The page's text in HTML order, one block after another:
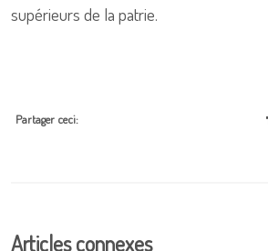
supérieurs de la patrie.
Partager ceci:
Articles connexes